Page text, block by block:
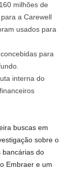
milhões de
a Carewell
usados ​​para
para
interna do
buscas em
sobre o
bancárias do
Embraer e um